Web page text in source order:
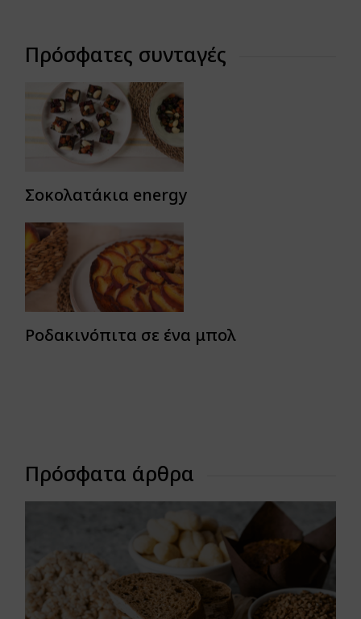
Πρόσφατες συνταγές
Σοκολατάκια energy
Ροδακινόπιτα σε ένα μπολ
Πρόσφατα άρθρα